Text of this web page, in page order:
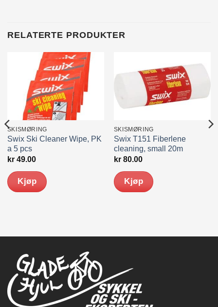
RELATERTE PRODUKTER
SKISMØRING
Swix Ski Cleaner Wipe, PK
a 5 pcs
kr49.00
Kjøp
SKISMØRING
Swix T151 Fiberlene
cleaning, small 20m
kr80.00
Kjøp